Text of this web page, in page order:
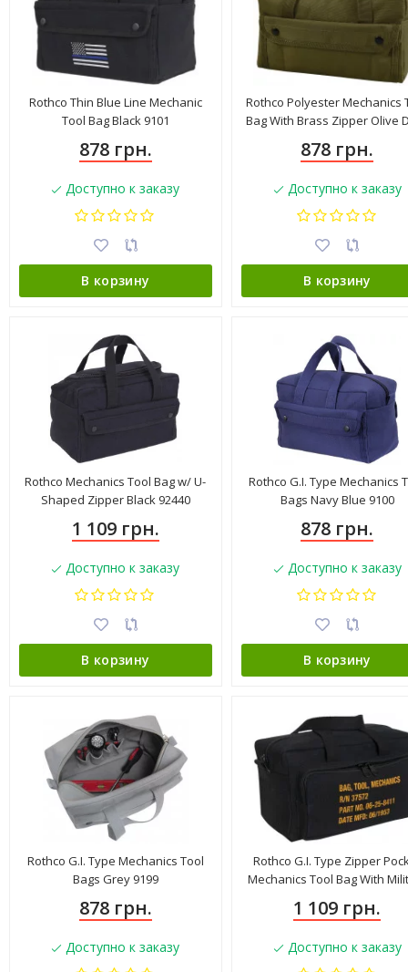
Rothco Thin Blue Line Mechanic
Tool Bag Black 9101
878 грн.
Доступно к заказу
В корзину
Rothco Polyester Mechanics
Bag With Brass Zipper Olive
878 грн.
Доступно к заказу
В корзину
Rothco Mechanics Tool Bag w/ U-
Shaped Zipper Black 92440
1 109 грн.
Доступно к заказу
В корзину
Rothco G.I. Type Mechanics
Bags Navy Blue 9100
878 грн.
Доступно к заказу
В корзину
Rothco G.I. Type Mechanics Tool
Bags Grey 9199
878 грн.
Доступно к заказу
Rothco G.I. Type Zipper
Mechanics Tool Bag With
1 109 грн.
Доступно к заказу